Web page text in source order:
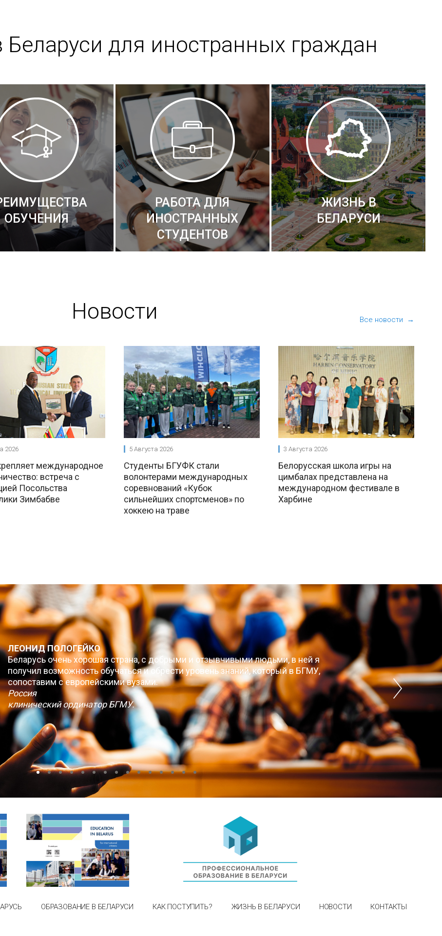
Беларуси для иностранных граждан
ОБУЧЕНИЯ
РАБОТА ДЛЯ
ИНОСТРАННЫХ
СТУДЕНТОВ
ЖИЗНЬ В
БЕЛАРУСИ
Новости Все новости →
2026
международное
встреча с
Посольства
Зимбабве
5 Августа 2026
Студенты БГУФК стали
волонтерами международных
соревнований «Кубок
сильнейших спортсменов» по
хоккею на траве
3 Августа 2026
Белорусская школа игры на
цимбалах представлена на
международном фестивале в
Харбине
ЛЕОНИД ПОЛОГЕЙКО
Беларусь очень хорошая страна, с добрыми и отзывчивыми людьми, в ней я
получил возможность обучаться и обрести уровень знаний, который в БГМУ,
сопоставим с европейскими вузами.
Россия
клинический ординатор БГМУ.
ОБРАЗОВАНИЕ В БЕЛАРУСИ КАК ПОСТУПИТЬ? ЖИЗНЬ В БЕЛАРУСИ НОВОСТИ КОНТАКТЫ